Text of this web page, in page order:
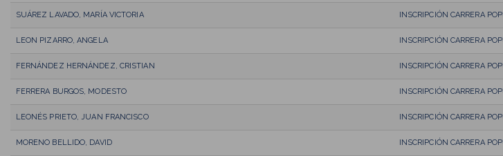
SUÁREZ LAVADO, MARÍA VICTORIA INSCRIPCIÓN CARRERA
LEON PIZARRO, ANGELA INSCRIPCIÓN CARRERA
FERNÁNDEZ HERNÁNDEZ, CRISTIAN INSCRIPCIÓN CARRERA
FERRERA BURGOS, MODESTO INSCRIPCIÓN CARRERA
LEONÉS PRIETO, JUAN FRANCISCO INSCRIPCIÓN CARRERA
MORENO BELLIDO, DAVID INSCRIPCIÓN CARRERA